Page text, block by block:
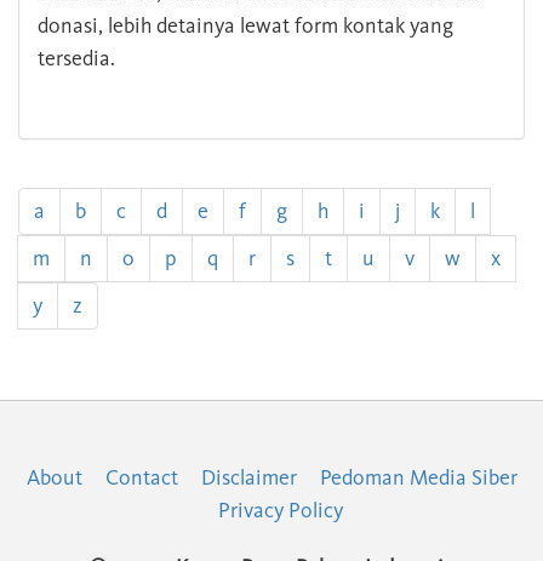
donasi, lebih detainya lewat form kontak yang
tersedia.
a b c d e f g h i j k
l
m
n o p q r s t u v w
x
y
z
About Contact Disclaimer
Pedoman Media Siber
Privacy Policy